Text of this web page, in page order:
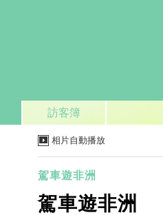
訪客簿
相片自動播放
駕車遊非洲
駕車遊非洲